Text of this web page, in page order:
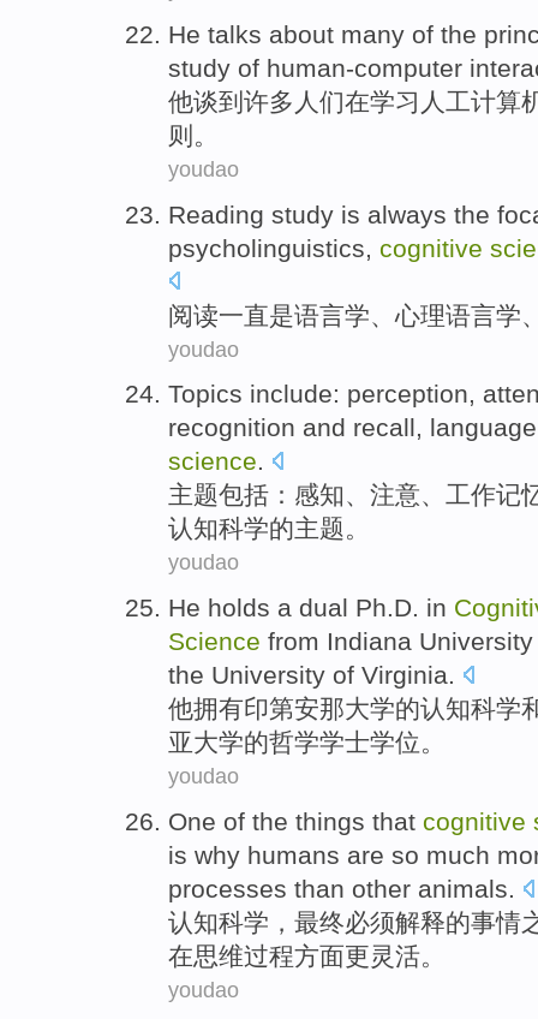
He talks about many of the
study of human-computer
他谈到 许多 人们在学习 人工计算
则 。
youdao
Reading study is always the
psycholinguistics
cognitive
阅读一直是语言学 、心理语言学
youdao
Topics include: perception,
recognition and recall, language
science.
主题包括 ： 感知、 注意、 工作记
认知科学的主题。
youdao
He holds a dual Ph.D. in
Science from Indiana University
the University of Virginia.
他拥有印第安那大学的认知科学
亚大学的哲学学士学位。
youdao
One of the things that cognitive
is why humans are so much
processes than other animals.
认知科学 ， 最终必须解释的事情
在思维过程方面更灵活。
youdao